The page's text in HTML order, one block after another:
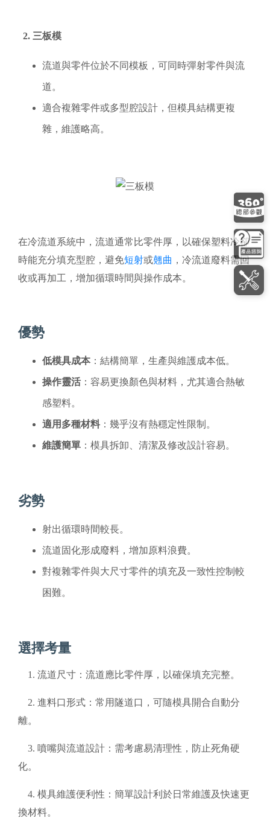
2. 三板模
流道與零件位於不同模板，可同時彈射零件與流
道。
適合複雜零件或多型腔設計，但模具結構更複
雜，維護略高。
在冷流道系統中，流道通常比零件厚，以確保塑料冷卻
時能充分填充型腔，避免短射或翹曲 ，冷流道廢料需回
收或再加工，增加循環時間與操作成本。
優勢
低模具成本 ：結構簡單，生產與維護成本低。
操作靈活 ：容易更換顏色與材料，尤其適合熱敏
感塑料。
適用多種材料 ：幾乎沒有熱穩定性限制。
維護簡單 ：模具拆卸、清潔及修改設計容易。
劣勢
射出循環時間較長。
流道固化形成廢料，增加原料浪費。
對複雜零件與大尺寸零件的填充及一致性控制較
困難。
選擇考量
1. 流道尺寸：流道應比零件厚，以確保填充完整。
2. 進料口形式：常用隧道口，可隨模具開合自動分
離。
3. 噴嘴與流道設計：需考慮易清理性，防止死角硬
化。
4. 模具維護便利性：簡單設計利於日常維護及快速更
換材料。